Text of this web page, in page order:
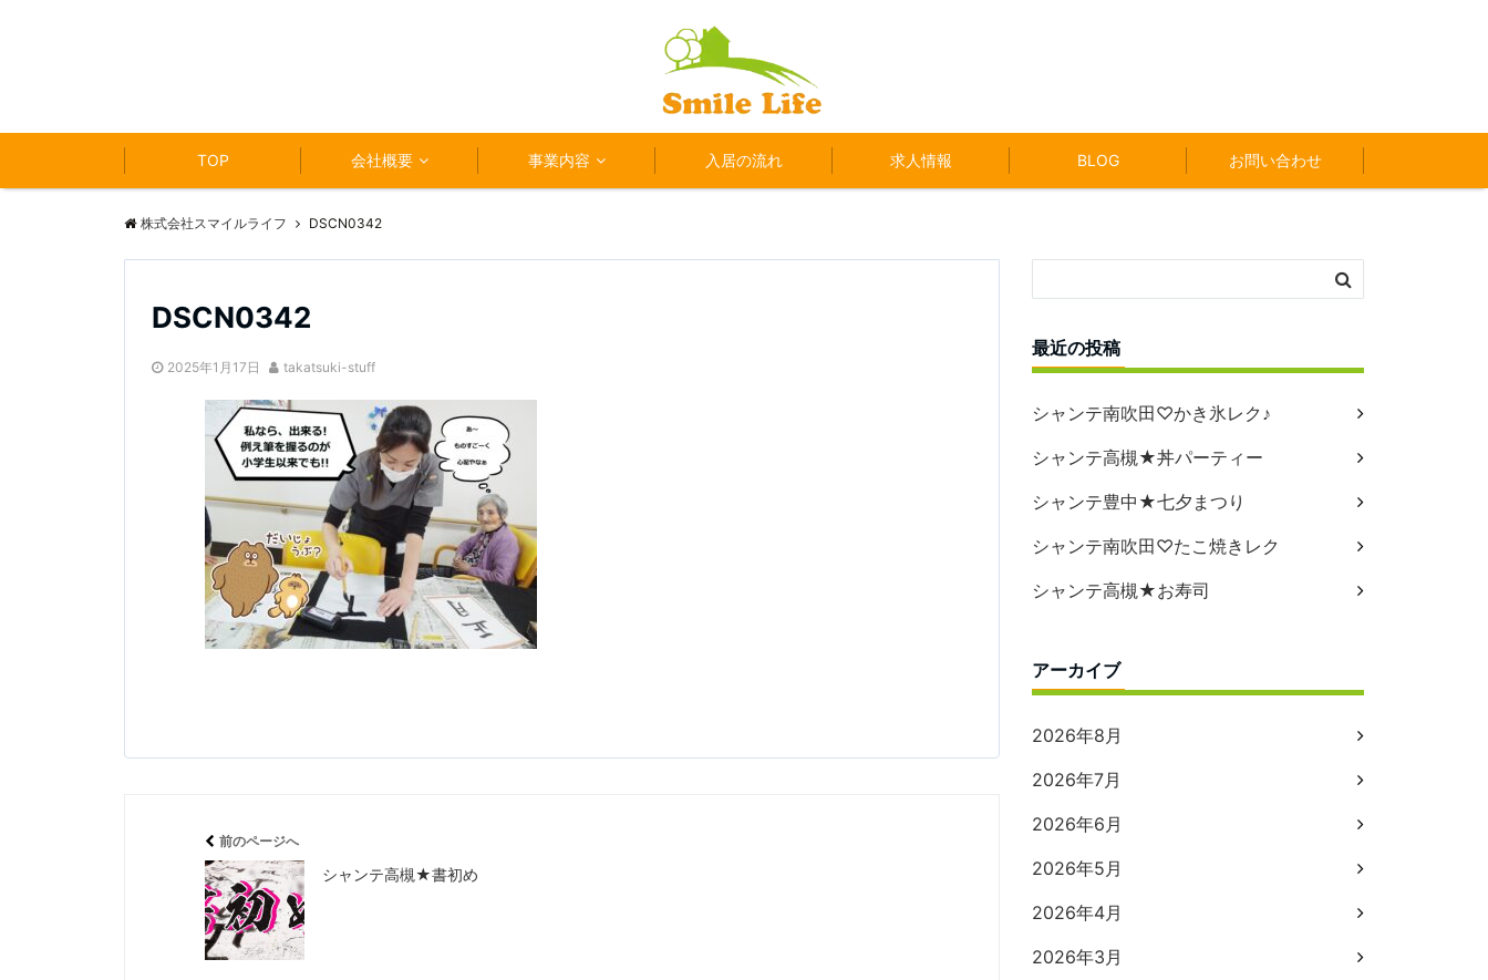
TOP 会社概要 事業内容 入居の流れ 求人情報 BLOG お問い合わせ
株式会社スマイルライフ DSCN0342
DSCN0342
2025年1月17日 takatsuki-stuff
前のページへ
シャンテ高槻★書初め
最近の投稿
シャンテ南吹田♡かき氷レク♪
シャンテ高槻★丼パーティー
シャンテ豊中★七夕まつり
シャンテ南吹田♡たこ焼きレク
シャンテ高槻★お寿司
アーカイブ
2026年8月
2026年7月
2026年6月
2026年5月
2026年4月
2026年3月